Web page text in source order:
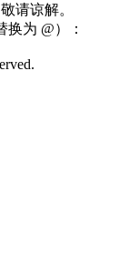
请谅解。
为 @）：